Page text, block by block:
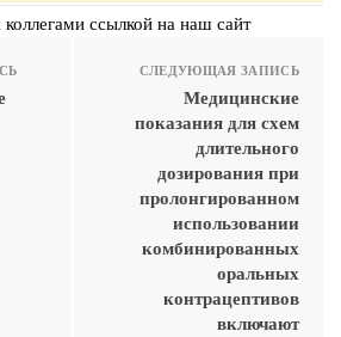
ссылкой на наш сайт
СЛЕДУЮЩАЯ ЗАПИСЬ
Медицинские
показания для схем
длительного
дозирования при
пролонгированном
использовании
комбинированных
оральных
контрацептивов
включают